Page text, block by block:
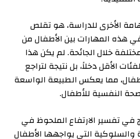
الأخرى للدراسة، هو تقلص
هذه المهارات بين الأطفال من
خلال الجائحة. لم يكن هذا
الأقل دخلاً، بل نتيجة لتراجع
مما يعكس الطبيعة الواسعة
النفسية للأطفال.
في تفسير الارتفاع الملحوظ في
والسلوكية التي يواجهها الأطفال